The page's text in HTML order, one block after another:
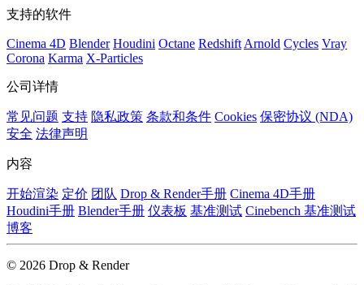
支持的软件
Cinema 4D Blender Houdini Octane Redshift Arnold Cycles Vray
Corona Karma X-Particles
公司详情
常见问题 支持 隐私政策 条款和条件 Cookies 保密协议 (NDA)
安全 法律声明
内容
开始渲染 定价 团队 Drop & Render手册 Cinema 4D手册
Houdini手册 Blender手册 仪表板 基准测试 Cinebench 基准测试
博客
© 2026 Drop & Render